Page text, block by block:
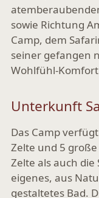
sowie Richtung
Camp, dem
seiner gefangen
Wohlfühl-
Unterkunft
Das Camp
Zelte und 5 große
Zelte als auch
eigenes, aus
gestaltetes Bad.